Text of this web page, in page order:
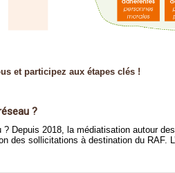
et participez aux étapes clés !
?
Depuis 2018, la médiatisation autour
des sollicitations à destination du RAF.